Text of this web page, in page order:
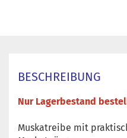
BESCHREIBUNG
Nur Lagerbestand
Muskatreibe mit